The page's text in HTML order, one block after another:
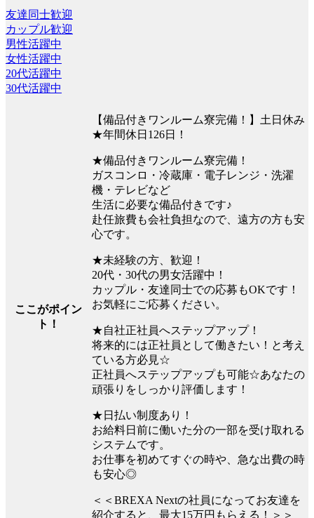
友達同士歓迎
カップル歓迎
男性活躍中
女性活躍中
20代活躍中
30代活躍中
ここがポイン
ト！
【備品付きワンルーム寮完備！】土日休み
★年間休日126日！
★備品付きワンルーム寮完備！
ガスコンロ・冷蔵庫・電子レンジ・洗濯
機・テレビなど
生活に必要な備品付きです♪
赴任旅費も会社負担なので、遠方の方も安
心です。
★未経験の方、歓迎！
20代・30代の男女活躍中！
カップル・友達同士での応募もOKです！
お気軽にご応募ください。
★自社正社員へステップアップ！
将来的には正社員として働きたい！と考え
ている方必見☆
正社員へステップアップも可能☆あなたの
頑張りをしっかり評価します！
★日払い制度あり！
お給料日前に働いた分の一部を受け取れる
システムです。
お仕事を初めてすぐの時や、急な出費の時
も安心◎
＜＜BREXA Nextの社員になってお友達を
紹介すると、最大15万円もらえる！＞＞